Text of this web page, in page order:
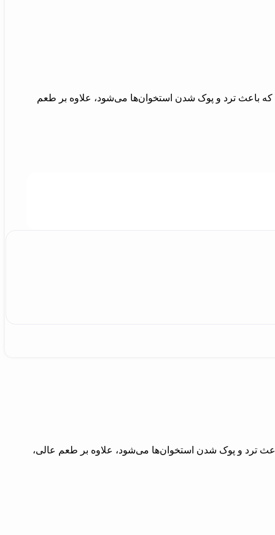
باعث ترد و پوک شدن استخوان‌ها می‌شود، علاوه بر طعم
ترد و پوک شدن استخوان‌ها می‌شود، علاوه بر طعم عالی،